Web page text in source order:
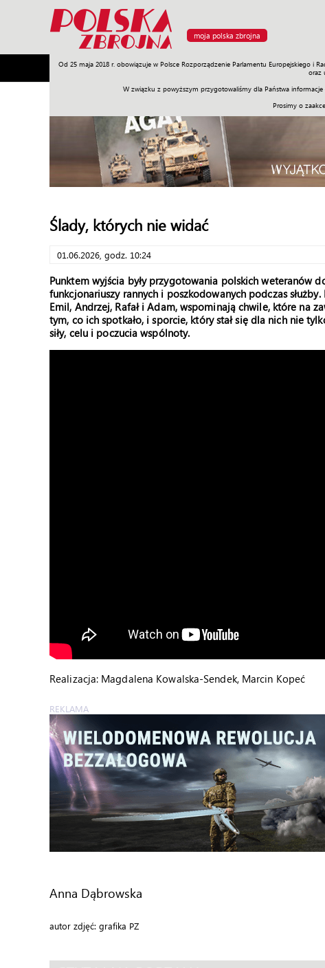
moja polska zbrojna
Od 25 maja 2018 r. obowiązuje w Polsce Rozporządzenie Parlamentu Europejskiego i
oraz
W związku z powyższym przygotowaliśmy dla Państwa
Prosimy o
Armia Poligon Sprzęt Misje Polityka Prawo
Ślady, których nie widać
01.06.2026, godz. 10:24
Punktem wyjścia były przygotowania polskich weteranów
funkcjonariuszy rannych i poszkodowanych podczas
Emil, Andrzej, Rafał i Adam, wspominają chwile, które na
tym, co ich spotkało, i sporcie, który stał się dla nich nie
siły, celu i poczucia wspólnoty.
Realizacja: Magdalena Kowalska-Sendek, Marcin Kopeć
REKLAMA
Anna Dąbrowska
autor zdjęć: grafika PZ